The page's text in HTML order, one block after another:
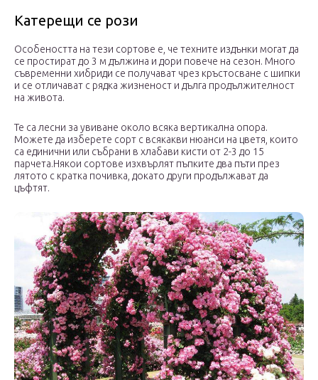
Катерещи се рози
Особеността на тези сортове е, че техните издънки могат да
се простират до 3 м дължина и дори повече на сезон. Много
съвременни хибриди се получават чрез кръстосване с шипки
и се отличават с рядка жизненост и дълга продължителност
на живота.
Те са лесни за увиване около всяка вертикална опора.
Можете да изберете сорт с всякакви нюанси на цветя, които
са единични или събрани в хлабави кисти от 2-3 до 15
парчета.Някои сортове изхвърлят пъпките два пъти през
лятото с кратка почивка, докато други продължават да
цъфтят.